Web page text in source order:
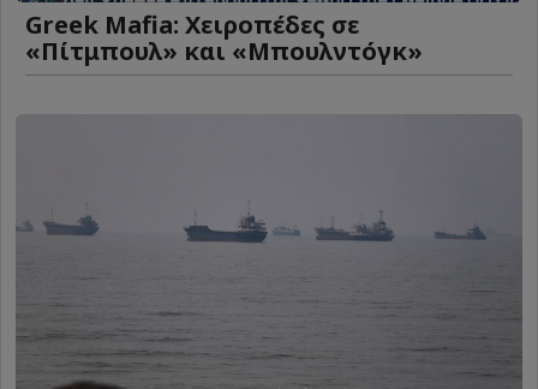
Greek Mafia: Χειροπέδες σε
«Πίτμπουλ» και «Μπουλντόγκ»